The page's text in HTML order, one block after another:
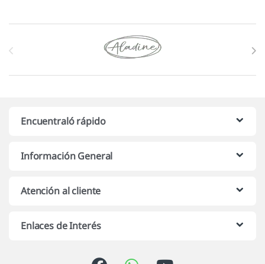
Marcas De Carrusel
Encuentraló rápido
Información General
Atención al cliente
Enlaces de Interés